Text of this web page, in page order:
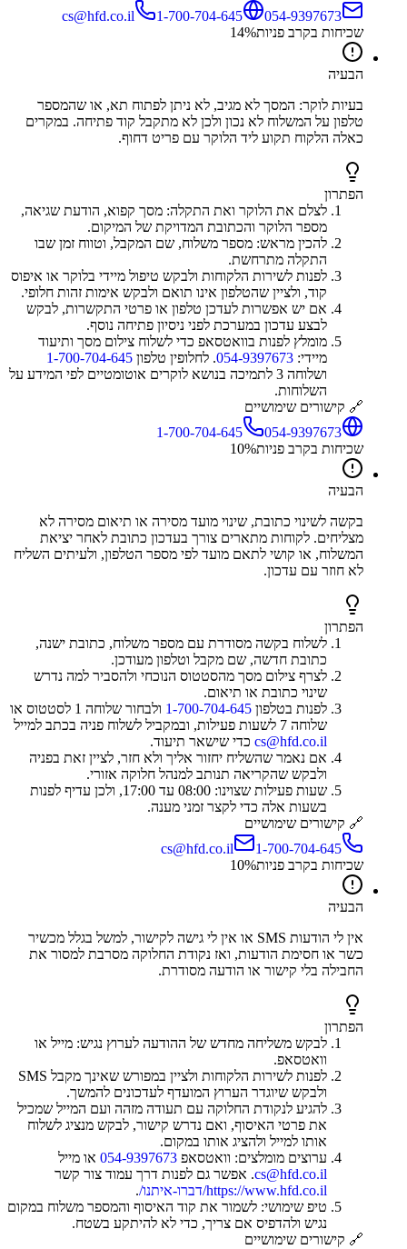
cs@hfd.co.il
1-700-704-645
054-9397673
שכיחות בקרב פניות
14%
הבעיה
בעיות לוקר: המסך לא מגיב, לא ניתן לפתוח תא, או שהמספר
טלפון על המשלוח לא נכון ולכן לא מתקבל קוד פתיחה. במקרים
כאלה הלקוח תקוע ליד הלוקר עם פריט דחוף.
הפתרון
לצלם את הלוקר ואת התקלה: מסך קפוא, הודעת שגיאה,
מספר הלוקר והכתובת המדויקת של המיקום.
להכין מראש: מספר משלוח, שם המקבל, וטווח זמן שבו
התקלה מתרחשת.
לפנות לשירות הלקוחות ולבקש טיפול מיידי בלוקר או איפוס
קוד, ולציין שהטלפון אינו תואם ולבקש אימות זהות חלופי.
אם יש אפשרות לעדכן טלפון או פרטי התקשרות, לבקש
לבצע עדכון במערכת לפני ניסיון פתיחה נוסף.
מומלץ לפנות בוואטסאפ כדי לשלוח צילום מסך ותיעוד
מיידי: 054-9397673. לחלופין טלפון 1-700-704-645
ושלוחה 3 לתמיכה בנושא לוקרים אוטומטיים לפי המידע על
השלוחות.
🔗 קישורים שימושיים
054-9397673
1-700-704-645
שכיחות בקרב פניות
10%
הבעיה
בקשה לשינוי כתובת, שינוי מועד מסירה או תיאום מסירה לא
מצליחים. לקוחות מתארים צורך בעדכון כתובת לאחר יציאת
המשלוח, או קושי לתאם מועד לפי מספר הטלפון, ולעיתים השליח
לא חוזר עם עדכון.
הפתרון
לשלוח בקשה מסודרת עם מספר משלוח, כתובת ישנה,
כתובת חדשה, שם מקבל וטלפון מעודכן.
לצרף צילום מסך מהסטטוס הנוכחי ולהסביר למה נדרש
שינוי כתובת או תיאום.
לפנות בטלפון 1-700-704-645
ולבחור שלוחה 1 לסטטוס או
שלוחה 7 לשעות פעילות, ובמקביל לשלוח פניה בכתב למייל
cs@hfd.co.il כדי שישאר תיעוד.
אם נאמר שהשליח יחזור אליך ולא חזר, לציין זאת בפניה
ולבקש שהקריאה תנותב למנהל חלוקה אזורי.
שעות פעילות שצוינו: 08:00 עד 17:00, ולכן עדיף לפנות
בשעות אלה כדי לקצר זמני מענה.
🔗 קישורים שימושיים
1-700-704-645
cs@hfd.co.il
שכיחות בקרב פניות
10%
הבעיה
אין לי הודעות SMS או אין לי גישה לקישור, למשל בגלל מכשיר
כשר או חסימת הודעות, ואז נקודת החלוקה מסרבת למסור את
החבילה בלי קישור או הודעה מסודרת.
הפתרון
לבקש משליחה מחדש של ההודעה לערוץ נגיש: מייל או
וואטסאפ.
לפנות לשירות הלקוחות ולציין במפורש שאינך מקבל SMS
ולבקש שיוגדר הערוץ המועדף לעדכונים להמשך.
להגיע לנקודת החלוקה עם תעודה מזהה ועם המייל שמכיל
את פרטי האיסוף, ואם נדרש קישור, לבקש מנציג לשלוח
אותו למייל ולהציג אותו במקום.
ערוצים מומלצים: וואטסאפ 054-9397673 או מייל
cs@hfd.co.il. אפשר גם לפנות דרך עמוד צור קשר
https://www.hfd.co.il/דברו-איתנו/
.
טיפ שימושי: לשמור את קוד האיסוף והמספר משלוח במקום
נגיש ולהדפיס אם צריך, כדי לא להיתקע בשטח.
🔗 קישורים שימושיים